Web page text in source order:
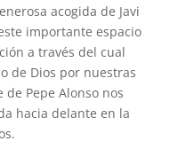
acogida de Javi
importante espacio
a través del cual
de Dios por nuestras
Pepe Alonso nos
hacia delante en la